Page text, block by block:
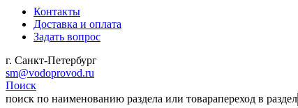
Контакты
Доставка и оплата
Задать вопрос
г. Санкт-Петербург
sm@vodoprovod.ru
Поиск
поиск по наименованию раздела или товарапереход в раздел